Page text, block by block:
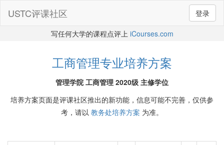
登录
USTC评课社区
写任何大学的课程点评上 iCourses.com
工商管理专业培养方案
管理学院 工商管理 2020级 主修学位
培养方案页面是评课社区推出的新功能，信息可能不完善，仅供参
考，请以 教务处培养方案 为准。